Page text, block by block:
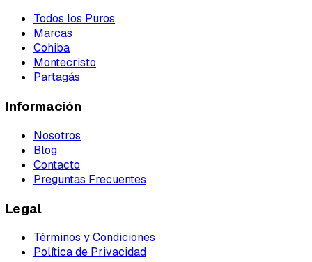
Todos los Puros
Marcas
Cohiba
Montecristo
Partagás
Información
Nosotros
Blog
Contacto
Preguntas Frecuentes
Legal
Términos y Condiciones
Política de Privacidad